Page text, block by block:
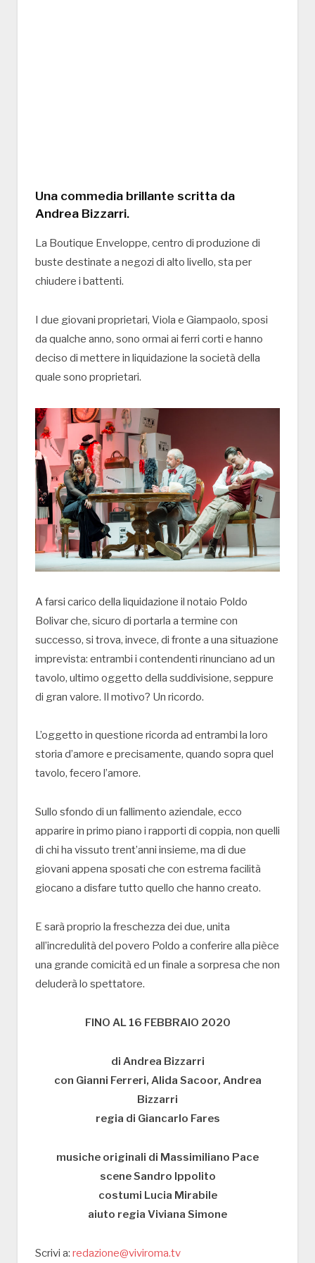
Una commedia brillante scritta da
Andrea Bizzarri.
La Boutique Enveloppe, centro di produzione di
buste destinate a negozi di alto livello, sta per
chiudere i battenti.
I due giovani proprietari, Viola e Giampaolo, sposi
da qualche anno, sono ormai ai ferri corti e hanno
deciso di mettere in liquidazione la società della
quale sono proprietari.
A farsi carico della liquidazione il notaio Poldo
Bolivar che, sicuro di portarla a termine con
successo, si trova, invece, di fronte a una situazione
imprevista: entrambi i contendenti rinunciano ad un
tavolo, ultimo oggetto della suddivisione, seppure
di gran valore. Il motivo? Un ricordo.
L’oggetto in questione ricorda ad entrambi la loro
storia d’amore e precisamente, quando sopra quel
tavolo, fecero l’amore.
Sullo sfondo di un fallimento aziendale, ecco
apparire in primo piano i rapporti di coppia, non quelli
di chi ha vissuto trent’anni insieme, ma di due
giovani appena sposati che con estrema facilità
giocano a disfare tutto quello che hanno creato.
E sarà proprio la freschezza dei due, unita
all’incredulità del povero Poldo a conferire alla pièce
una grande comicità ed un finale a sorpresa che non
deluderà lo spettatore.
FINO AL 16 FEBBRAIO 2020
di Andrea Bizzarri
con Gianni Ferreri, Alida Sacoor, Andrea
Bizzarri
regia di Giancarlo Fares
musiche originali di Massimiliano Pace
scene Sandro Ippolito
costumi Lucia Mirabile
aiuto regia Viviana Simone
Scrivi a: redazione@viviroma.tv